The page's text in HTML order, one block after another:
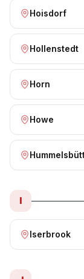
Hoisdorf
Hollenstedt
Horn
Howe
I
Iserbrook